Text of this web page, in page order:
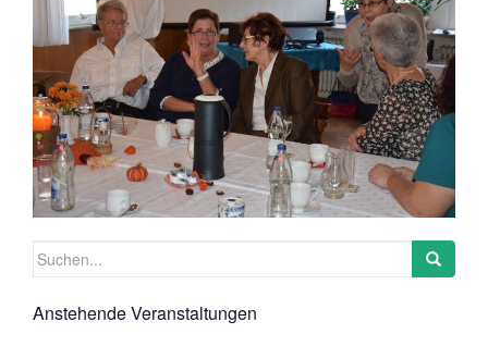
Suchen
Anstehende Veranstaltungen